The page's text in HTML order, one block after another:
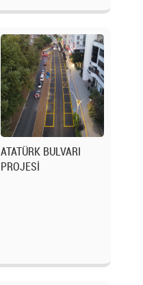
ATATÜRK BULVARI
PROJESİ